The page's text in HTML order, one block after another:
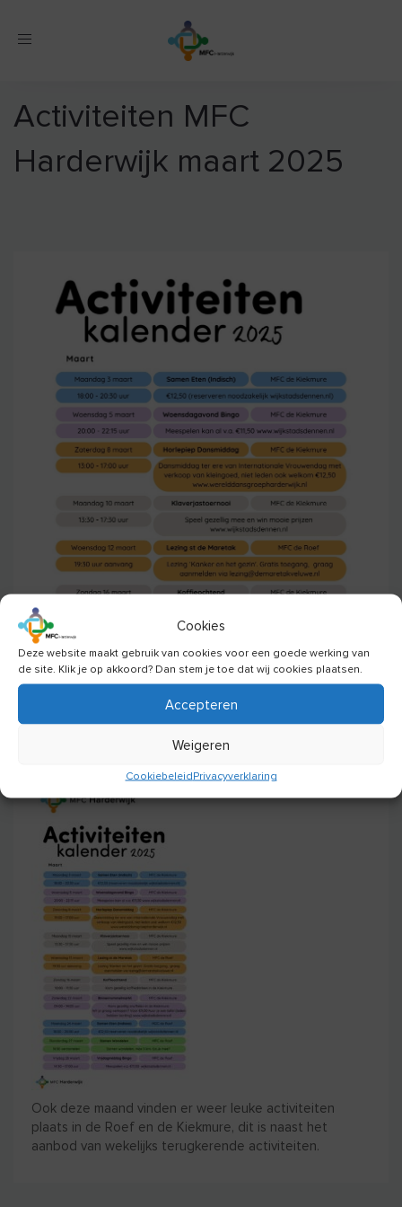
Cookies
Deze website maakt gebruik van cookies voor een goede werking van
de site. Klik je op akkoord? Dan stem je toe dat wij cookies plaatsen.
Accepteren
Weigeren
CookiebeleidPrivacyverklaring
Toggle
Activiteiten MFC
Harderwijk maart 2025
Ook deze maand vinden er weer leuke activiteiten
plaats in de Roef en de Kiekmure, dit is naast het
aanbod van wekelijks terugkerende activiteiten.